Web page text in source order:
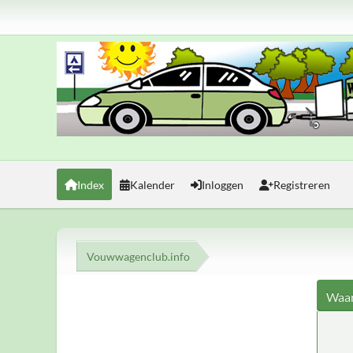
Index Kalender Inloggen Registreren
Vouwwagenclub.info